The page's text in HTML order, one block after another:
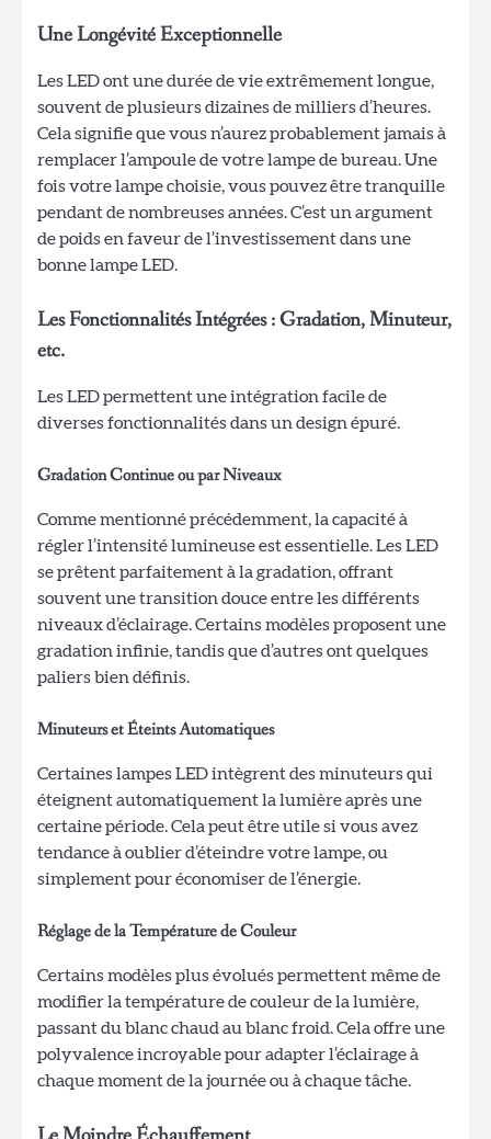
Une Longévité Exceptionnelle
Les LED ont une durée de vie extrêmement longue,
souvent de plusieurs dizaines de milliers d’heures.
Cela signifie que vous n’aurez probablement jamais à
remplacer l’ampoule de votre lampe de bureau. Une
fois votre lampe choisie, vous pouvez être tranquille
pendant de nombreuses années. C’est un argument
de poids en faveur de l’investissement dans une
bonne lampe LED.
Les Fonctionnalités Intégrées : Gradation, Minuteur,
etc.
Les LED permettent une intégration facile de
diverses fonctionnalités dans un design épuré.
Gradation Continue ou par Niveaux
Comme mentionné précédemment, la capacité à
régler l’intensité lumineuse est essentielle. Les LED
se prêtent parfaitement à la gradation, offrant
souvent une transition douce entre les différents
niveaux d’éclairage. Certains modèles proposent une
gradation infinie, tandis que d’autres ont quelques
paliers bien définis.
Minuteurs et Éteints Automatiques
Certaines lampes LED intègrent des minuteurs qui
éteignent automatiquement la lumière après une
certaine période. Cela peut être utile si vous avez
tendance à oublier d’éteindre votre lampe, ou
simplement pour économiser de l’énergie.
Réglage de la Température de Couleur
Certains modèles plus évolués permettent même de
modifier la température de couleur de la lumière,
passant du blanc chaud au blanc froid. Cela offre une
polyvalence incroyable pour adapter l’éclairage à
chaque moment de la journée ou à chaque tâche.